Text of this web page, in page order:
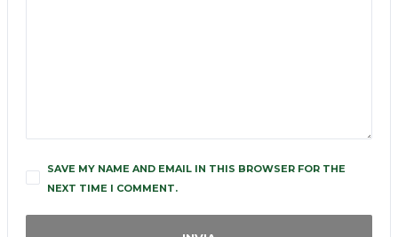
SAVE MY NAME AND EMAIL IN THIS BROWSER FOR THE
NEXT TIME I COMMENT.